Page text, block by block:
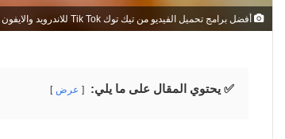
أفضل برامج تحميل الفيديو من تيك توك Tik Tok للاندرويد والايفون
✅ يحتوي المقال على ما يلي: عرض